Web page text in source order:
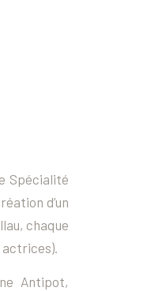
Spécialité
d’un
chaque
Antipot,